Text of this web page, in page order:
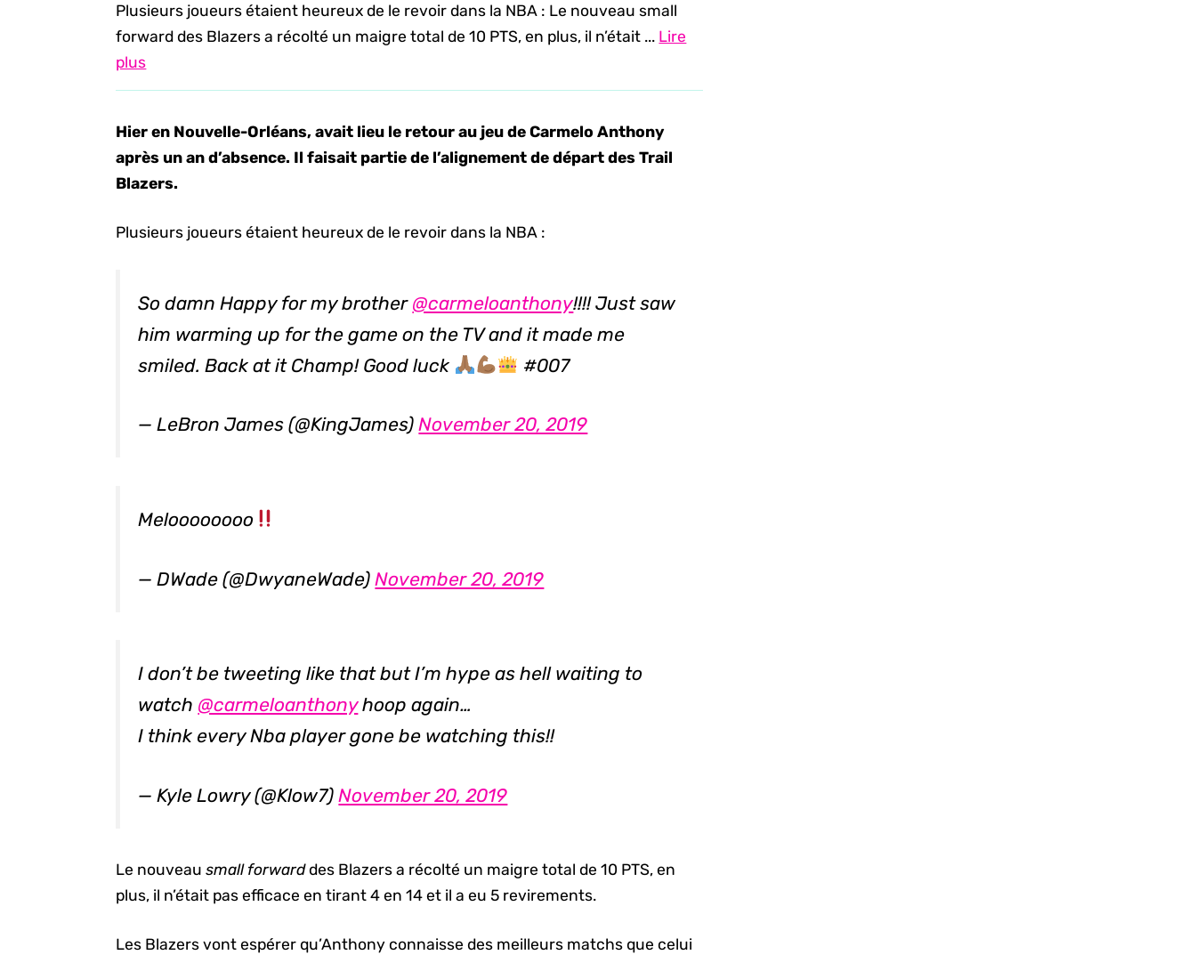
Plusieurs joueurs étaient heureux de le revoir dans la NBA : Le nouveau small
forward des Blazers a récolté un maigre total de 10 PTS, en plus, il n’était ... Lire
plus
Hier en Nouvelle-Orléans, avait lieu le retour au jeu de Carmelo Anthony
après un an d’absence. Il faisait partie de l’alignement de départ des Trail
Blazers.
Plusieurs joueurs étaient heureux de le revoir dans la NBA :
So damn Happy for my brother @carmeloanthony!!!! Just saw
him warming up for the game on the TV and it made me
smiled. Back at it Champ! Good luck
#007
— LeBron James (@KingJames)November 20, 2019
Meloooooooo
— DWade (@DwyaneWade)November 20, 2019
I don’t be tweeting like that but I’m hype as hell waiting to
watch @carmeloanthonyhoop again…
I think every Nba player gone be watching this!!
— Kyle Lowry (@Klow7)November 20, 2019
Le nouveausmall forwarddes Blazers a récolté un maigre total de 10 PTS, en
plus, il n’était pas efficace en tirant 4 en 14 et il a eu 5 revirements.
Les Blazers vont espérer qu’Anthony connaisse des meilleurs matchs que celui